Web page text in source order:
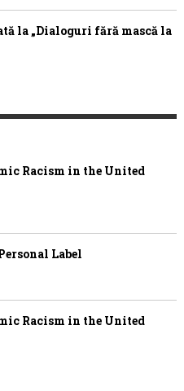
la „Dialoguri fără mască la
Racism in the United
Label
Racism in the United